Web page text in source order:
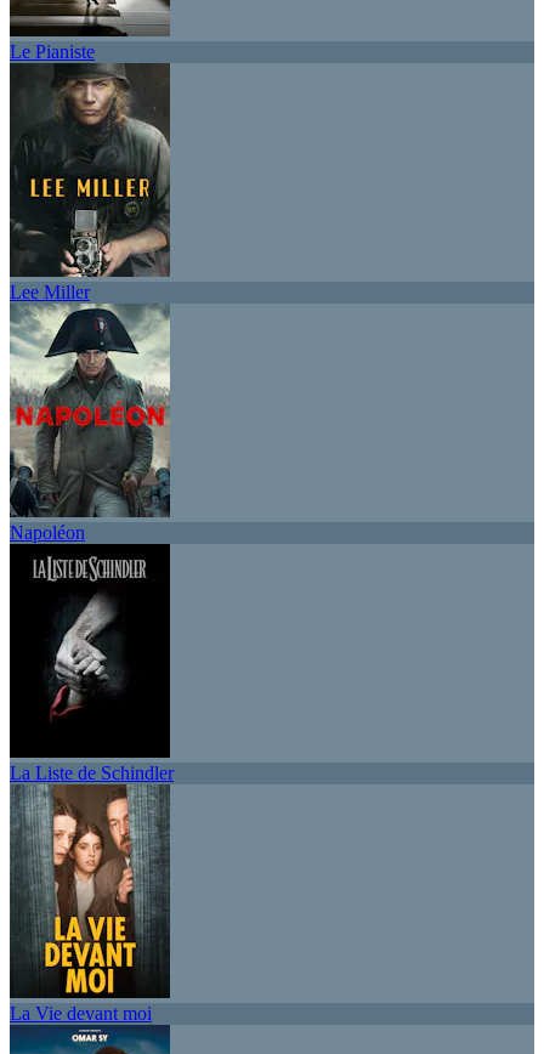
Le Pianiste
Lee Miller
Napoléon
La Liste de Schindler
La Vie devant moi